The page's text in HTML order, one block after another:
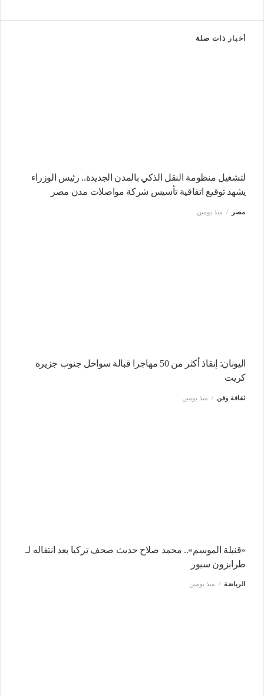
أخبار ذات صلة
لتشغيل منظومة النقل الذكي بالمدن الجديدة.. رئيس الوزراء
يشهد توقيع اتفاقية تأسيس شركة مواصلات مدن مصر
مصر منذ يومين
اليونان: إنقاذ أكثر من 50 مهاجرا قبالة سواحل جنوب جزيرة
كريت
ثقافة وفن منذ يومين
«قنبلة الموسم».. محمد صلاح حديث صحف تركيا بعد انتقاله لـ
طرابزون سبور
الرياضة منذ يومين